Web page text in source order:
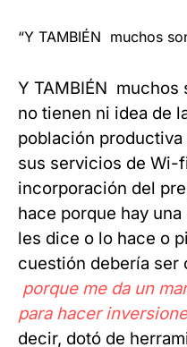
“Y TAMBIÉN muchos
Y TAMBIÉN muchos
no tienen ni idea de
población
sus servicios de Wi-
incorporación del
hace porque hay
les dice o lo hace o
cuestión debería ser
porque me da un
para hacer
decir, dotó de